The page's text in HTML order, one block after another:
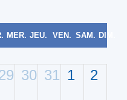
MER. JEU. VEN. SAM. DIM.
30 31 1 2